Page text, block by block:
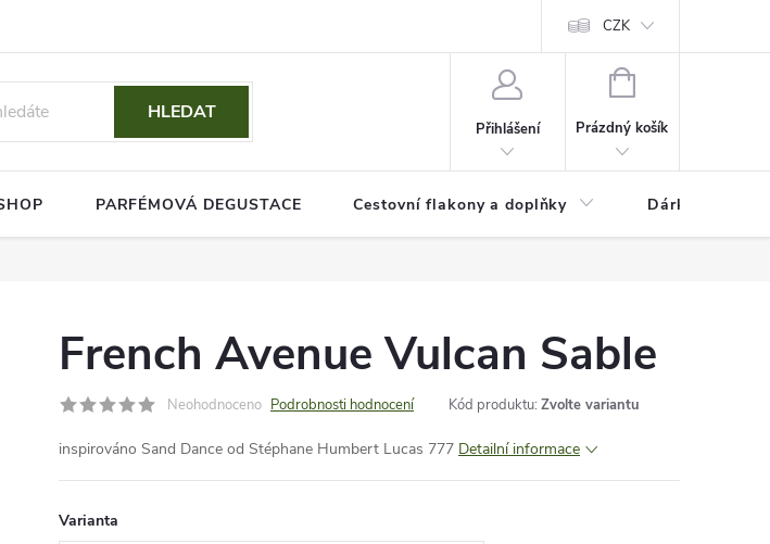
CZK
HLEDAT
Přihlášení
NÁKUPNÍ
Prázdný košík
PARFÉMOVÁ DEGUSTACE Cestovní flakony a doplňky Dárkové
French Avenue Vulcan Sable
Neohodnoceno Podrobnosti hodnocení Kód produktu: Zvolte variantu
inspirováno Sand Dance od Stéphane Humbert Lucas 777 Detailní informace
Varianta